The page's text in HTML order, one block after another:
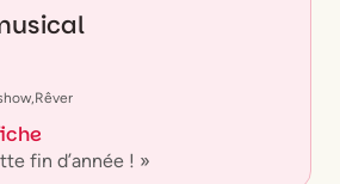
,Rêver
fin d’année ! »